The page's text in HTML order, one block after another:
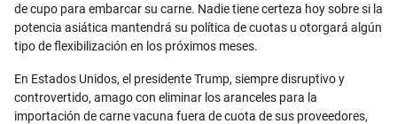
de cupo para embarcar su carne. Nadie tiene certeza hoy sobre si la
potencia asiática mantendrá su política de cuotas u otorgará algún
tipo de flexibilización en los próximos meses.
En Estados Unidos, el presidente Trump, siempre disruptivo y
controvertido, amago con eliminar los aranceles para la
importación de carne vacuna fuera de cuota de sus proveedores,